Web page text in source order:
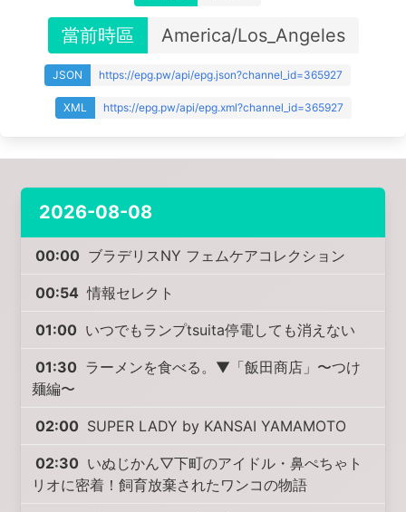
當前時區 America/Los_Angeles
JSON https://epg.pw/api/epg.json?channel_id=365927
XML https://epg.pw/api/epg.xml?channel_id=365927
2026-08-08
00:00 ブラデリスNY フェムケアコレクション
00:54 情報セレクト
01:00 いつでもランプtsuita停電しても消えない
01:30 ラーメンを食べる。▼「飯田商店」〜つけ
麺編〜
02:00 SUPER LADY by KANSAI YAMAMOTO
02:30 いぬじかん▽下町のアイドル・鼻ぺちゃト
リオに密着！飼育放棄されたワンコの物語